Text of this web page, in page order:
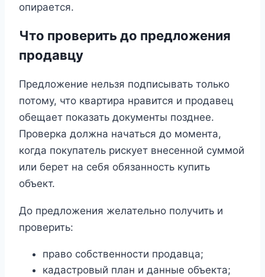
опирается.
Что проверить до предложения
продавцу
Предложение нельзя подписывать только
потому, что квартира нравится и продавец
обещает показать документы позднее.
Проверка должна начаться до момента,
когда покупатель рискует внесенной суммой
или берет на себя обязанность купить
объект.
До предложения желательно получить и
проверить:
право собственности продавца;
кадастровый план и данные объекта;